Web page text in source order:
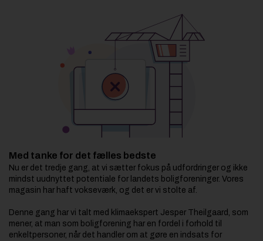
Med tanke for det fælles bedste
Nu er det tredje gang, at vi sætter fokus på udfordringer og ikke
mindst uudnyttet potentiale for landets boligforeninger. Vores
magasin har haft vokseværk, og det er vi stolte af.
Denne gang har vi talt med klimaekspert Jesper Theilgaard, som
mener, at man som boligforening har en fordel i forhold til
enkeltpersoner, når det handler om at gøre en indsats for